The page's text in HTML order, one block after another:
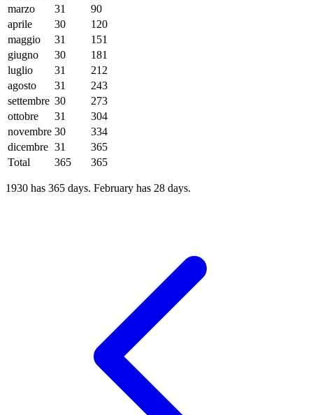
marzo
31
90
aprile
30
120
maggio
31
151
giugno
30
181
luglio
31
212
agosto
31
243
settembre 30
273
ottobre
31
304
novembre 30
334
dicembre 31
365
Total
365 365
1930 has 365 days. February has 28 days.